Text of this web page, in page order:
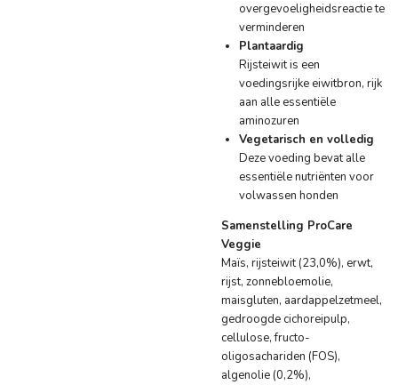
overgevoeligheidsreactie te
verminderen
Plantaardig
Rijsteiwit is een
voedingsrijke eiwitbron, rijk
aan alle essentiële
aminozuren
Vegetarisch en volledig
Deze voeding bevat alle
essentiële nutriënten voor
volwassen honden
Samenstelling ProCare
Veggie
Maïs, rijsteiwit (23,0%), erwt,
rijst, zonnebloemolie,
maisgluten, aardappelzetmeel,
gedroogde cichoreipulp,
cellulose, fructo-
oligosachariden (FOS),
algenolie (0,2%),